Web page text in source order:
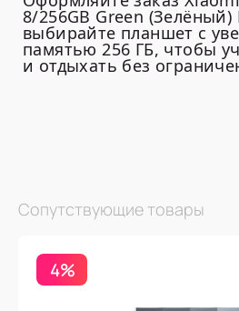
8/256GB Green (Зелёный)
выбирайте планшет с
памятью 256 ГБ, чтобы
и отдыхать без
Сопутствующие товары
4%